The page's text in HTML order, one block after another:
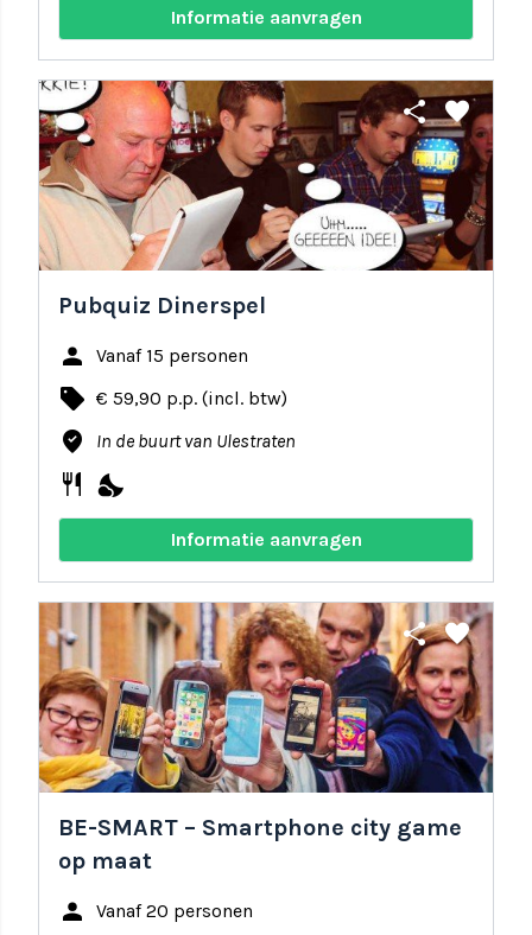
Informatie aanvragen
share favorite
Pubquiz Dinerspel
person Vanaf 15 personen
local_offer € 59,90 p.p. (incl. btw)
where_to_vote In de buurt van Ulestraten
restaurant nights_stay
Informatie aanvragen
share favorite
BE-SMART – Smartphone city game
op maat
person Vanaf 20 personen